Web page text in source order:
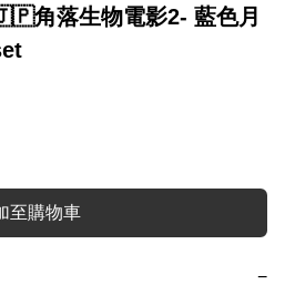
角落生物電影2- 藍色月
至購物車
−